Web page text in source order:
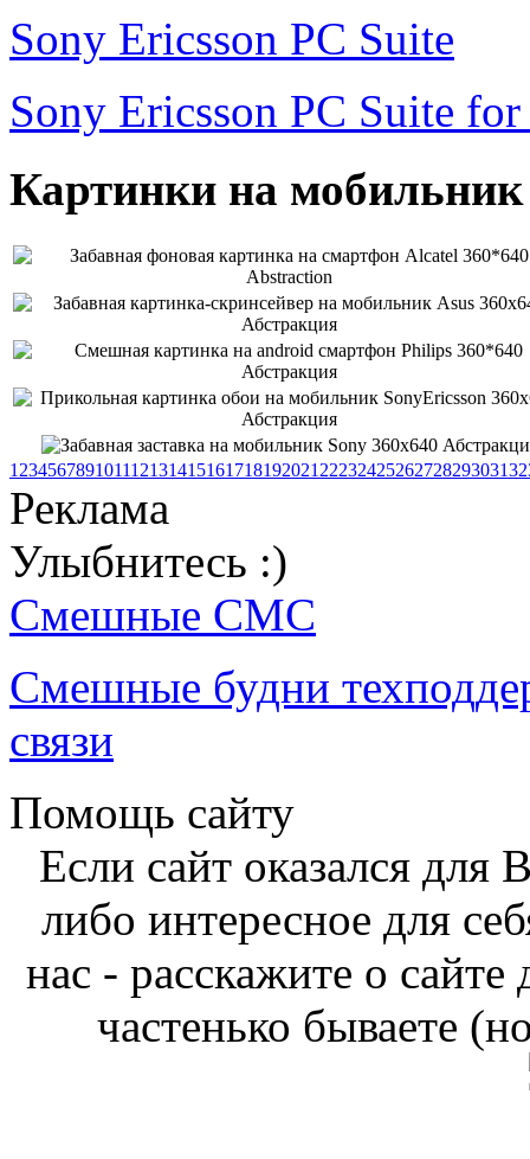
Sony Ericsson PC Suite
Sony Ericsson PC Suite
Картинки на
1 23456789101112131415161718192021 2223242526272829303132
Реклама
Улыбнитесь :)
Смешные СМС
Смешные будни
связи
Помощь сайту
Если сайт оказался
либо интересное для
нас - расскажите о
частенько бываете